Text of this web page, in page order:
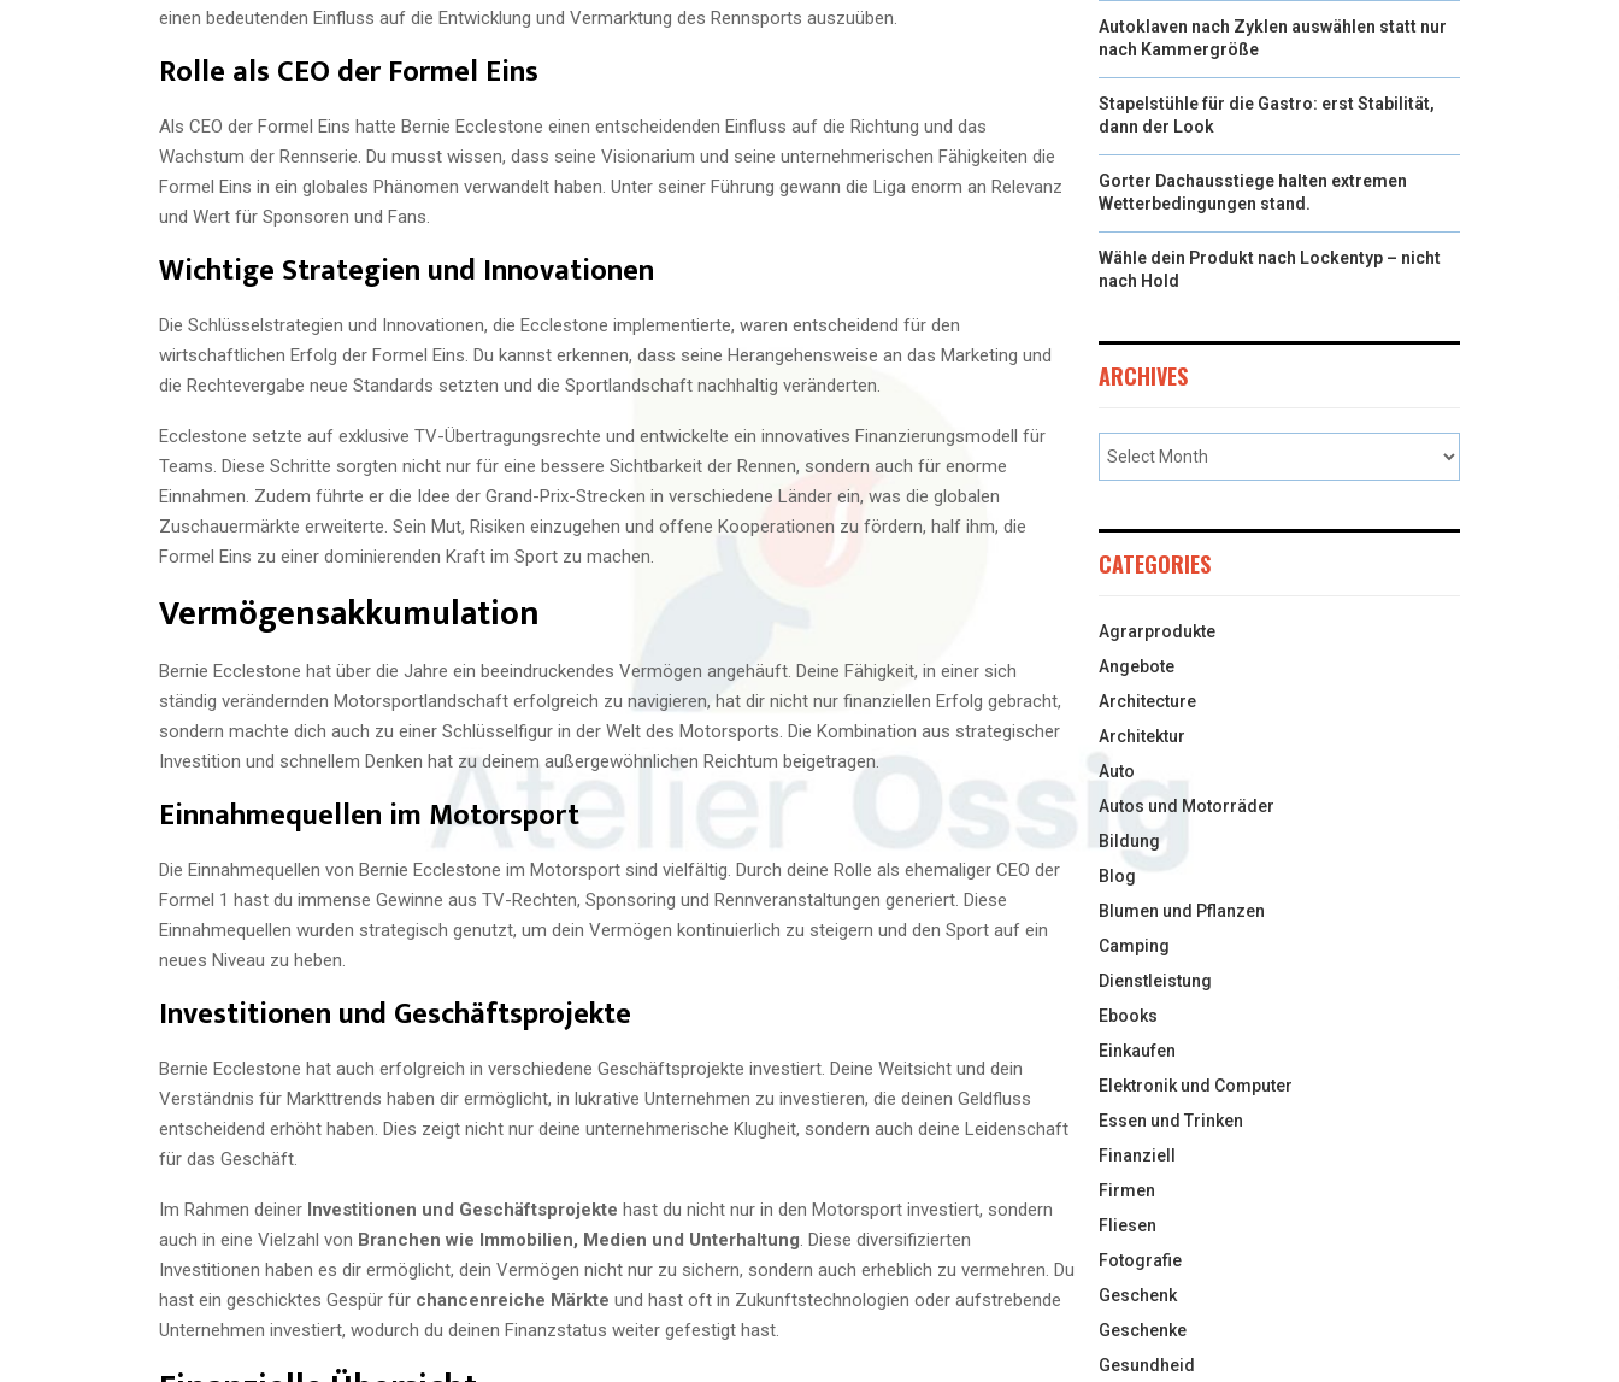
einen bedeutenden Einfluss auf die Entwicklung und Vermarktung des Rennsports auszuüben.
Rolle als CEO der Formel Eins
Als CEO der Formel Eins hatte Bernie Ecclestone einen entscheidenden Einfluss auf die Richtung und das
Wachstum der Rennserie. Du musst wissen, dass seine Visionarium und seine unternehmerischen Fähigkeiten die
Formel Eins in ein globales Phänomen verwandelt haben. Unter seiner Führung gewann die Liga enorm an Relevanz
und Wert für Sponsoren und Fans.
Wichtige Strategien und Innovationen
Die Schlüsselstrategien und Innovationen, die Ecclestone implementierte, waren entscheidend für den
wirtschaftlichen Erfolg der Formel Eins. Du kannst erkennen, dass seine Herangehensweise an das Marketing und
die Rechtevergabe neue Standards setzten und die Sportlandschaft nachhaltig veränderten.
Ecclestone setzte auf exklusive TV-Übertragungsrechte und entwickelte ein innovatives Finanzierungsmodell für
Teams. Diese Schritte sorgten nicht nur für eine bessere Sichtbarkeit der Rennen, sondern auch für enorme
Einnahmen. Zudem führte er die Idee der Grand-Prix-Strecken in verschiedene Länder ein, was die globalen
Zuschauermärkte erweiterte. Sein Mut, Risiken einzugehen und offene Kooperationen zu fördern, half ihm, die
Formel Eins zu einer dominierenden Kraft im Sport zu machen.
Vermögensakkumulation
Bernie Ecclestone hat über die Jahre ein beeindruckendes Vermögen angehäuft. Deine Fähigkeit, in einer sich
ständig verändernden Motorsportlandschaft erfolgreich zu navigieren, hat dir nicht nur finanziellen Erfolg gebracht,
sondern machte dich auch zu einer Schlüsselfigur in der Welt des Motorsports. Die Kombination aus strategischer
Investition und schnellem Denken hat zu deinem außergewöhnlichen Reichtum beigetragen.
Einnahmequellen im Motorsport
Die Einnahmequellen von Bernie Ecclestone im Motorsport sind vielfältig. Durch deine Rolle als ehemaliger CEO der
Formel 1 hast du immense Gewinne aus TV-Rechten, Sponsoring und Rennveranstaltungen generiert. Diese
Einnahmequellen wurden strategisch genutzt, um dein Vermögen kontinuierlich zu steigern und den Sport auf ein
neues Niveau zu heben.
Investitionen und Geschäftsprojekte
Bernie Ecclestone hat auch erfolgreich in verschiedene Geschäftsprojekte investiert. Deine Weitsicht und dein
Verständnis für Markttrends haben dir ermöglicht, in lukrative Unternehmen zu investieren, die deinen Geldfluss
entscheidend erhöht haben. Dies zeigt nicht nur deine unternehmerische Klugheit, sondern auch deine Leidenschaft
für das Geschäft.
Im Rahmen deiner Investitionen und Geschäftsprojekte hast du nicht nur in den Motorsport investiert, sondern
auch in eine Vielzahl von Branchen wie Immobilien, Medien und Unterhaltung . Diese diversifizierten
Investitionen haben es dir ermöglicht, dein Vermögen nicht nur zu sichern, sondern auch erheblich zu vermehren. Du
hast ein geschicktes Gespür für chancenreiche Märkte und hast oft in Zukunftstechnologien oder aufstrebende
Unternehmen investiert, wodurch du deinen Finanzstatus weiter gefestigt hast.
Autoklaven nach Zyklen auswählen statt nur
nach Kammergröße
Stapelstühle für die Gastro: erst Stabilität,
dann der Look
Gorter Dachausstiege halten extremen
Wetterbedingungen stand.
Wähle dein Produkt nach Lockentyp – nicht
nach Hold
ARCHIVES
CATEGORIES
Agrarprodukte
Angebote
Architecture
Architektur
Auto
Autos und Motorräder
Bildung
Blog
Blumen und Pflanzen
Camping
Dienstleistung
Ebooks
Einkaufen
Elektronik und Computer
Essen und Trinken
Finanziell
Firmen
Fliesen
Fotografie
Geschenk
Geschenke
Gesundheid